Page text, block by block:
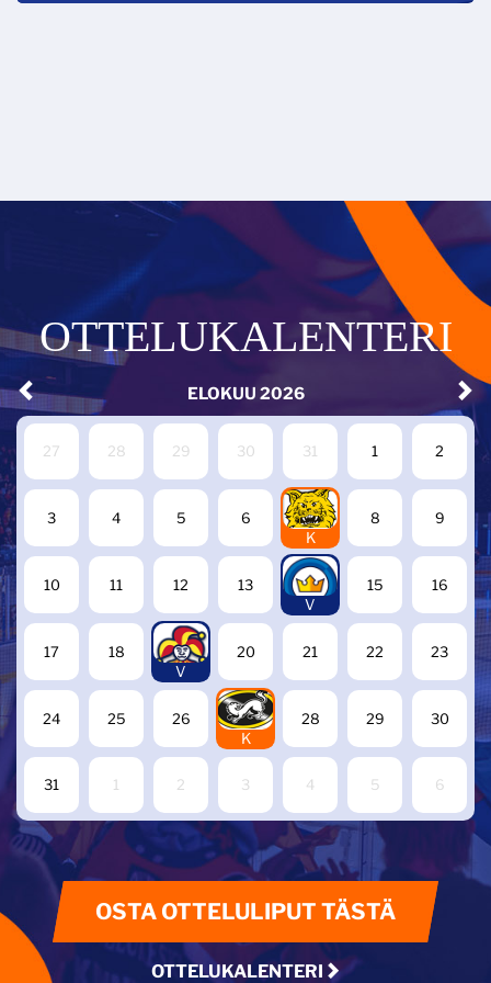
OTTELUKALENTERI
ELOKUU 2026
27 28 29 30 31 1 2
3 4 5 6
7
K
8 9
10 11 12 13
14
V
15 16
17 18
19
V
20 21 22 23
24 25 26
27
K
28 29 30
31 1 2 3 4 5 6
OSTA OTTELULIPUT TÄSTÄ
OTTELUKALENTERI